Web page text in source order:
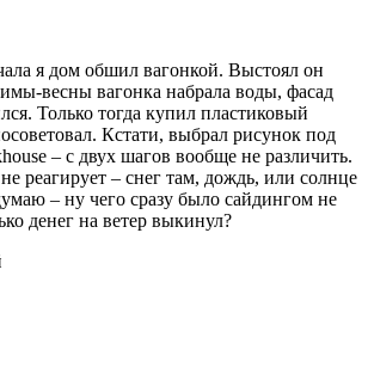
я дом обшил вагонкой. Выстоял он
весны вагонка набрала воды, фасад
Только тогда купил пластиковый
Кстати, выбрал рисунок под
– с двух шагов вообще не различить.
реагирует – снег там, дождь, или солнце
– ну чего сразу было сайдингом не
денег на ветер выкинул?